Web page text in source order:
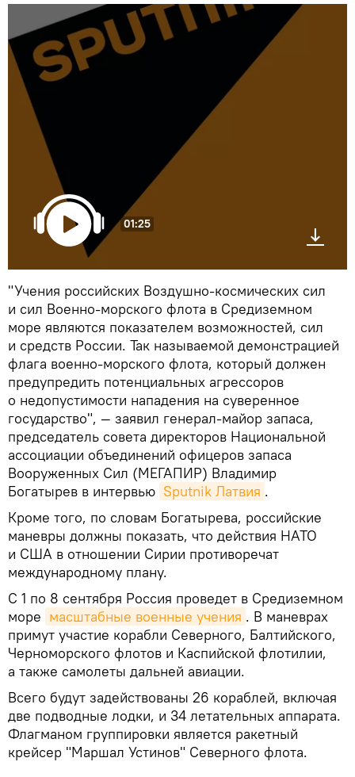
01:25
"Учения российских Воздушно-космических сил
и сил Военно-морского флота в Средиземном
море являются показателем возможностей, сил
и средств России. Так называемой демонстрацией
флага военно-морского флота, который должен
предупредить потенциальных агрессоров
о недопустимости нападения на суверенное
государство", — заявил генерал-майор запаса,
председатель совета директоров Национальной
ассоциации объединений офицеров запаса
Вооруженных Сил (МЕГАПИР) Владимир
Богатырев в интервью Sputnik Латвия .
Кроме того, по словам Богатырева, российские
маневры должны показать, что действия НАТО
и США в отношении Сирии противоречат
международному плану.
С 1 по 8 сентября Россия проведет в Средиземном
море масштабные военные учения . В маневрах
примут участие корабли Северного, Балтийского,
Черноморского флотов и Каспийской флотилии,
а также самолеты дальней авиации.
Всего будут задействованы 26 кораблей, включая
две подводные лодки, и 34 летательных аппарата.
Флагманом группировки является ракетный
крейсер "Маршал Устинов" Северного флота.